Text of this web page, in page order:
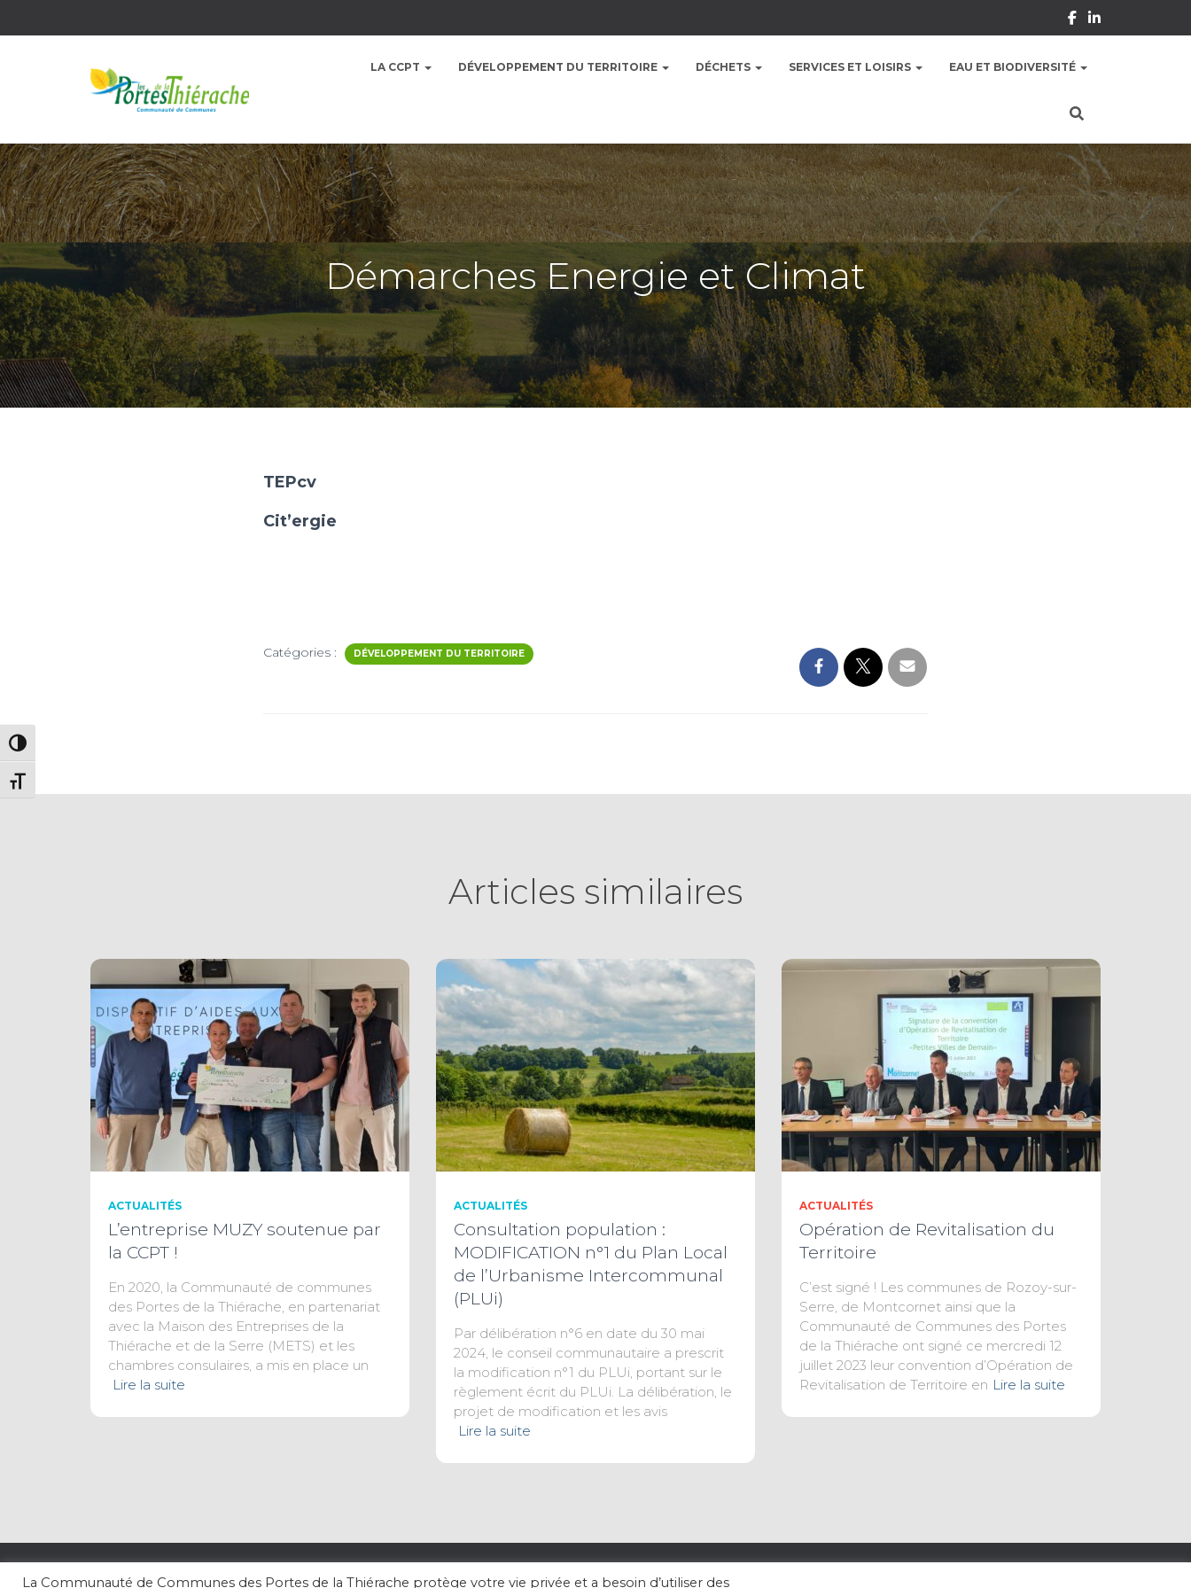
PASSER EN CONTRASTE ÉLEVÉ
CHANGER LA TAILLE DE LA POLICE
LA CCPT DÉVELOPPEMENT DU TERRITOIRE DÉCHETS SERVICES ET LOISIRS EAU ET BIODIVERSITÉ
Démarches Energie et Climat
TEPcv
Cit’ergie
Catégories : DÉVELOPPEMENT DU TERRITOIRE
Articles similaires
ACTUALITÉS
L’entreprise MUZY soutenue par
la CCPT !
En 2020, la Communauté de communes
des Portes de la Thiérache, en partenariat
avec la Maison des Entreprises de la
Thiérache et de la Serre (METS) et les
chambres consulaires, a mis en place un
Lire la suite
ACTUALITÉS
Consultation population :
MODIFICATION n°1 du Plan Local
de l’Urbanisme Intercommunal
(PLUi)
Par délibération n°6 en date du 30 mai
2024, le conseil communautaire a prescrit
la modification n°1 du PLUi, portant sur le
règlement écrit du PLUi. La délibération, le
projet de modification et les avis
Lire la suite
ACTUALITÉS
Opération de Revitalisation du
Territoire
C’est signé ! Les communes de Rozoy-sur-
Serre, de Montcornet ainsi que la
Communauté de Communes des Portes
de la Thiérache ont signé ce mercredi 12
juillet 2023 leur convention d’Opération de
Revitalisation de Territoire en Lire la suite
La Communauté de Communes des Portes de la Thiérache protège votre vie privée et a besoin d’utiliser des